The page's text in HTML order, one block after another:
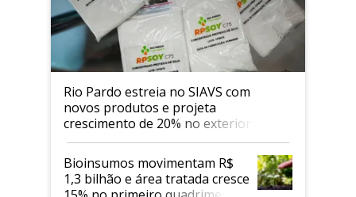
Rio Pardo estreia no SIAVS com
novos produtos e projeta
crescimento de 20% no exterior
Bioinsumos movimentam R$
1,3 bilhão e área tratada cresce